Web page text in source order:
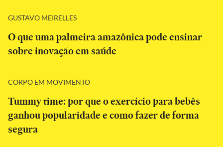
GUSTAVO MEIRELLES
O que uma palmeira amazônica pode ensinar
sobre inovação em saúde
CORPO EM MOVIMENTO
Tummy time: por que o exercício para bebês
ganhou popularidade e como fazer de forma
segura